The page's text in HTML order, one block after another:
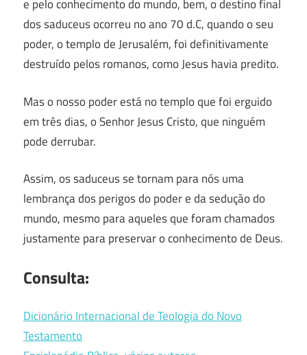
e pelo conhecimento do mundo, bem, o destino final
dos saduceus ocorreu no ano 70 d.C, quando o seu
poder, o templo de Jerusalém, foi definitivamente
destruído pelos romanos, como Jesus havia predito.
Mas o nosso poder está no templo que foi erguido
em três dias, o Senhor Jesus Cristo, que ninguém
pode derrubar.
Assim, os saduceus se tornam para nós uma
lembrança dos perigos do poder e da sedução do
mundo, mesmo para aqueles que foram chamados
justamente para preservar o conhecimento de Deus.
Consulta:
Dicionário Internacional de Teologia do Novo
Testamento